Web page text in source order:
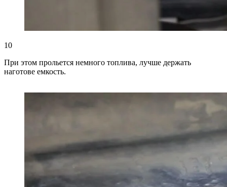
10
При этом прольется немного топлива, лучше держать
наготове емкость.